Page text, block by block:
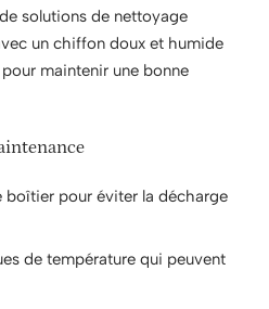
solutions de nettoyage
un chiffon doux et humide
maintenir une bonne
boîtier pour éviter la décharge
de température qui peuvent